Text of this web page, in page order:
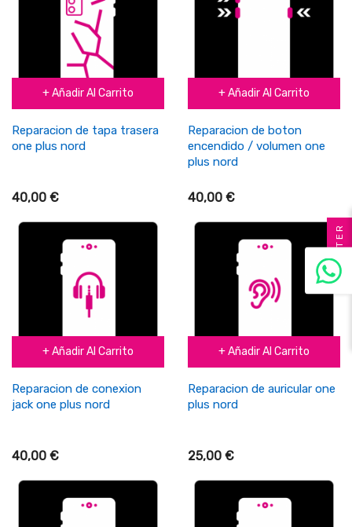
+ Añadir Al Carrito
Reparacion de tapa trasera
one plus nord
40,00 €
+ Añadir Al Carrito
Reparacion de boton
encendido / volumen one
plus nord
40,00 €
+ Añadir Al Carrito
Reparacion de conexion
jack one plus nord
40,00 €
+ Añadir Al Carrito
Reparacion de auricular one
plus nord
25,00 €
FILTER